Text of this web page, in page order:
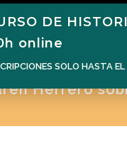
Herrero
DE
online
SOLO HASTA